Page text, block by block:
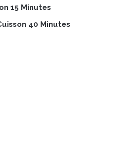
15 Minutes
40 Minutes